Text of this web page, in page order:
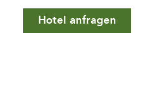
Hotel anfragen